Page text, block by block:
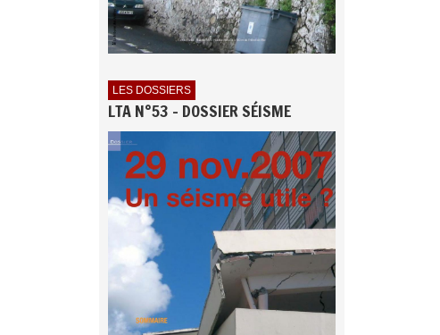
LES DOSSIERS
LTA N°53 - DOSSIER SÉISME